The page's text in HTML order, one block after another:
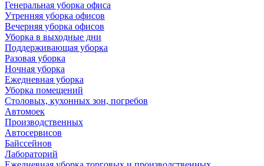
Генеральная уборка офиса
Утренняя уборка офисов
Вечерняя уборка офисов
Уборка в выходные дни
Поддерживающая уборка
Разовая уборка
Ночная уборка
Ежедневная уборка
Уборка помещений
Столовых, кухонных зон, погребов
Автомоек
Производственных
Автосервисов
Байссейнов
Лабораторий